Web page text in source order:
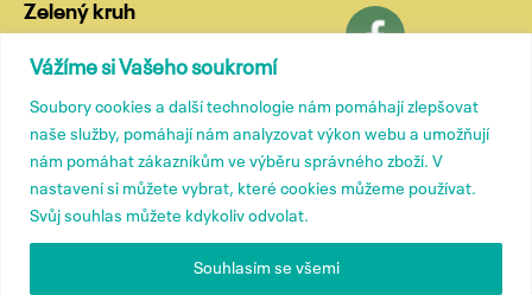
Vážíme si Vašeho soukromí
Soubory cookies a další technologie nám pomáhají zlepšovat
naše služby, pomáhají nám analyzovat výkon webu a umožňují
nám pomáhat zákazníkům ve výběru správného zboží. V
nastavení si můžete vybrat, které cookies můžeme používat.
Svůj souhlas můžete kdykoliv odvolat.
Souhlasím se všemi
Zelený kruh
120 00 Praha 2
tel.: (+420) 799 572 435
kancelar@zelenykruh.cz
Přidružené členství
Kontakty